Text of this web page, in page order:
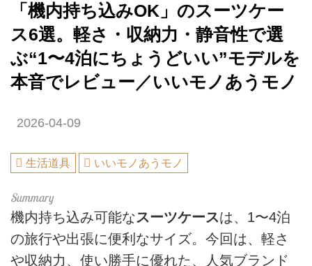
「機内持ち込みOK」のスーツケー
ス6選。軽さ・収納力・静音性で選
ぶ“1〜4泊にちょうどいい”モデルを
本音でレビュー／いいモノあうモノ
2026-04-09
生活道具 いいモノあうモノ
機内持ち込み可能なスーツケースは、1〜4泊
の旅行や出張に便利なサイズ。今回は、軽さ
や収納力、使い勝手に優れた、人気ブランド